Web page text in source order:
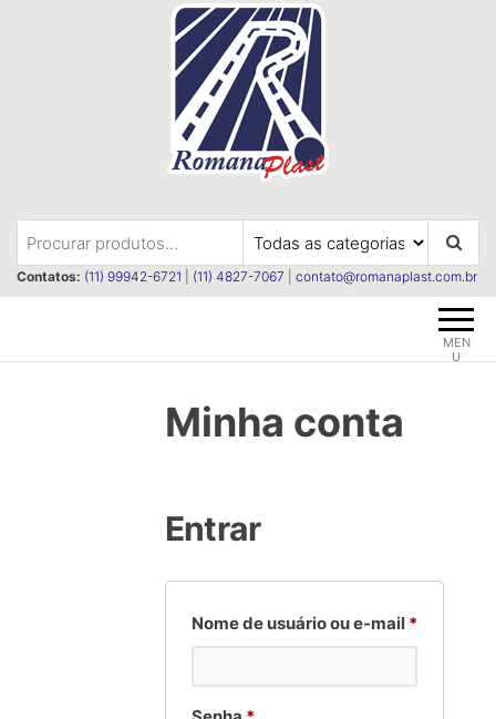
Romanaplast
Revestimentos e isolações
termica e acústica
Contatos: (11) 99942-6721 (11) 4827-7067 contato@romanaplast.com.br
MEN
U
Minha conta
Entrar
Nome de usuário ou e-mail *